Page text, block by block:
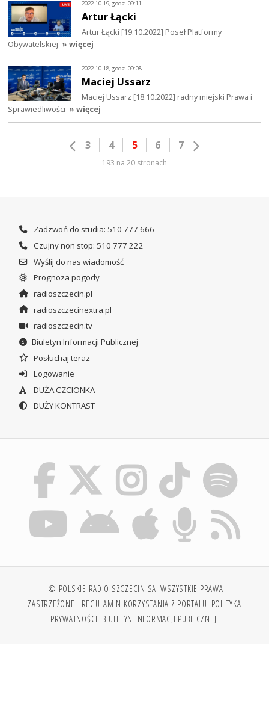
2022-10-19, godz. 09:11
Artur Łącki
Artur Łącki [19.10.2022] Poseł Platformy
Obywatelskiej » więcej
2022-10-18, godz. 09:08
Maciej Ussarz
Maciej Ussarz [18.10.2022] radny miejski Prawa i
Sprawiedliwości » więcej
3 4 5 6 7
193 na 20 stronach
Zadzwoń do studia: 510 777 666
Czujny non stop: 510 777 222
Wyślij do nas wiadomość
Prognoza pogody
radioszczecin.pl
radioszczecinextra.pl
radioszczecin.tv
Biuletyn Informacji Publicznej
Posłuchaj teraz
Logowanie
DUŻA CZCIONKA
DUŻY KONTRAST
© POLSKIE RADIO SZCZECIN SA. WSZYSTKIE PRAWA
ZASTRZEŻONE. REGULAMIN KORZYSTANIA Z PORTALU POLITYKA
PRYWATNOŚCI BIULETYN INFORMACJI PUBLICZNEJ